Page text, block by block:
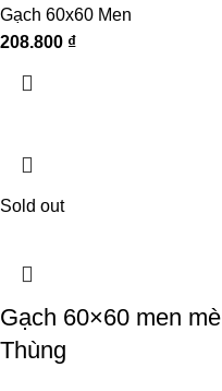
Gạch 60x60 Men
208.800 ₫
Sold out
Gạch 60×60 men
Thùng